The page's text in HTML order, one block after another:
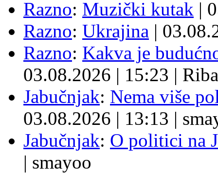
Razno: Muzički kutak |
Razno: Ukrajina |
Razno: Kakva je
03.08.2026 | 15:23 | Riba
Jabučnjak: Nema više
03.08.2026 | 13:13 |
Jabučnjak: O politici na
| smayoo